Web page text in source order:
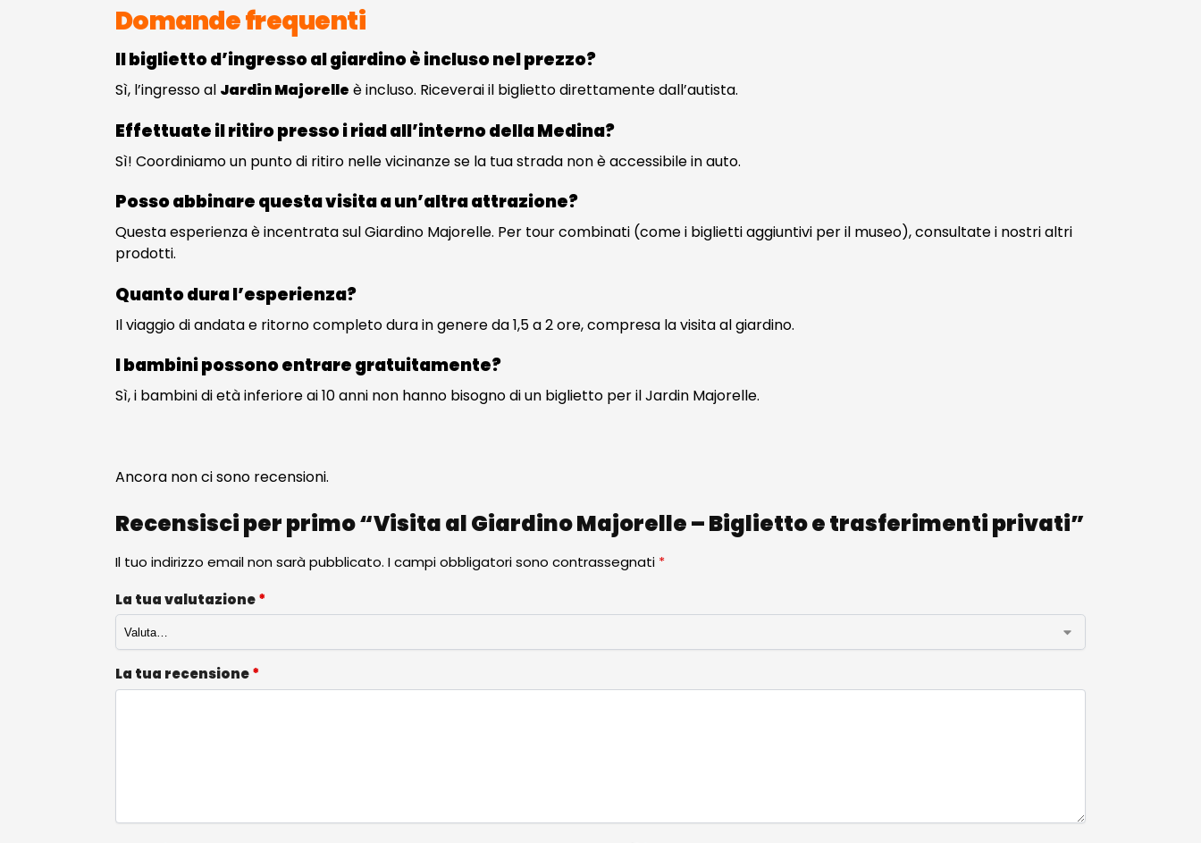
Domande frequenti
Il biglietto d’ingresso al giardino è incluso nel prezzo?
Sì, l’ingresso al Jardin Majorelle è incluso. Riceverai il biglietto direttamente dall’autista.
Effettuate il ritiro presso i riad all’interno della Medina?
Sì! Coordiniamo un punto di ritiro nelle vicinanze se la tua strada non è accessibile in auto.
Posso abbinare questa visita a un’altra attrazione?
Questa esperienza è incentrata sul Giardino Majorelle. Per tour combinati (come i biglietti aggiuntivi per il museo), consultate i nostri altri
prodotti.
Quanto dura l’esperienza?
Il viaggio di andata e ritorno completo dura in genere da 1,5 a 2 ore, compresa la visita al giardino.
I bambini possono entrare gratuitamente?
Sì, i bambini di età inferiore ai 10 anni non hanno bisogno di un biglietto per il Jardin Majorelle.
Ancora non ci sono recensioni.
Recensisci per primo “Visita al Giardino Majorelle – Biglietto e trasferimenti privati”
Il tuo indirizzo email non sarà pubblicato. I campi obbligatori sono contrassegnati *
La tua valutazione*
La tua recensione*